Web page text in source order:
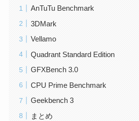
AnTuTu Benchmark
3DMark
Vellamo
Quadrant Standard Edition
GFXBench 3.0
CPU Prime Benchmark
Geekbench 3
まとめ